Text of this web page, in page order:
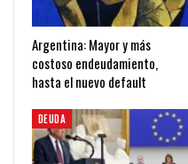
Argentina: Mayor y más
costoso endeudamiento,
hasta el nuevo default
DEUDA